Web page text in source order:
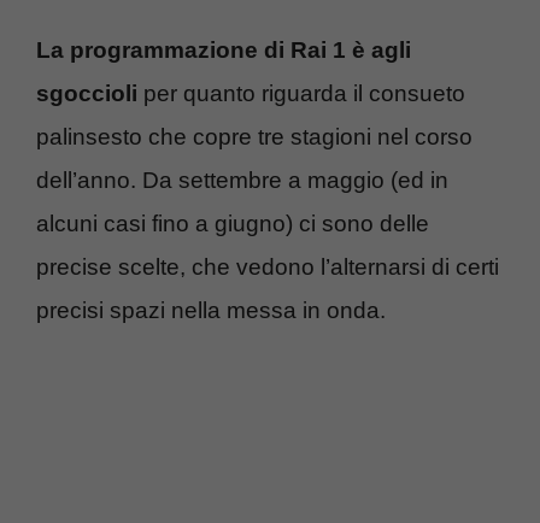
La programmazione di Rai 1 è agli
sgoccioli per quanto riguarda il consueto
palinsesto che copre tre stagioni nel corso
dell’anno. Da settembre a maggio (ed in
alcuni casi fino a giugno) ci sono delle
precise scelte, che vedono l’alternarsi di certi
precisi spazi nella messa in onda.